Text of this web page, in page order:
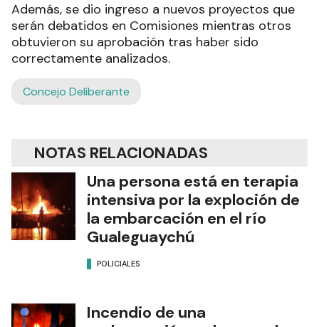
Además, se dio ingreso a nuevos proyectos que
serán debatidos en Comisiones mientras otros
obtuvieron su aprobación tras haber sido
correctamente analizados.
Concejo Deliberante
NOTAS RELACIONADAS
Una persona está en terapia
intensiva por la exploción de
la embarcación en el río
Gualeguaychú
POLICIALES
Incendio de una